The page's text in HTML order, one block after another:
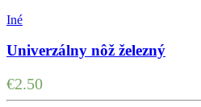
Iné
Univerzálny nôž železný
€2.50